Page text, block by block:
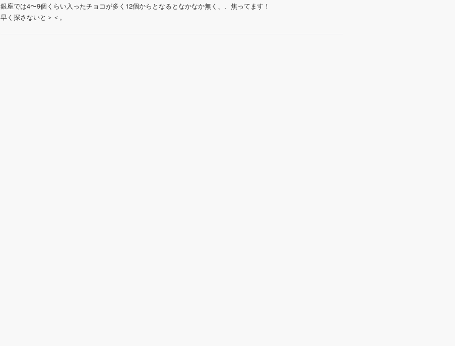
銀座では4〜9個くらい入ったチョコが多く12個からとなるとなかなか無く、、焦ってます！
早く探さないと＞＜。